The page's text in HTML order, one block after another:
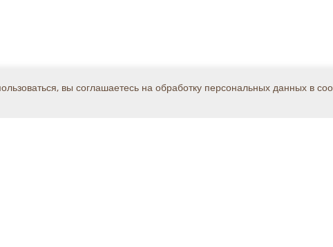
вы соглашаетесь на обработку персональных данных в